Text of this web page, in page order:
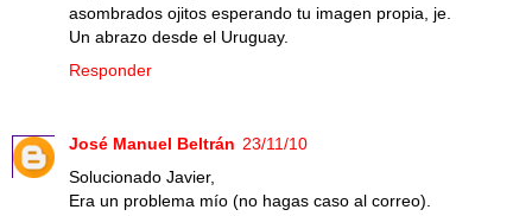
asombrados ojitos esperando tu imagen propia, je.
Un abrazo desde el Uruguay.
Responder
José Manuel Beltrán 23/11/10
Solucionado Javier,
Era un problema mío (no hagas caso al correo).